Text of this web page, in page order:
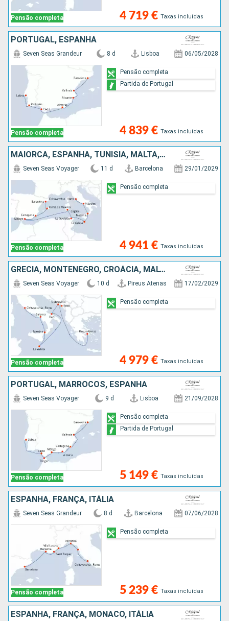
Pensão completa 4 719 € Taxas incluídas
PORTUGAL, ESPANHA
Pensão completa
Seven Seas Grandeur 8 d Lisboa 06/05/2028
4 839 € Taxas incluídas
Pensão completa
Partida de Portugal
MAIORCA, ESPANHA, TUNÍSIA, MALTA, ITÁLIA
Pensão completa
Seven Seas Voyager 11 d Barcelona 29/01/2029
4 941 € Taxas incluídas
Pensão completa
GRÉCIA, MONTENEGRO, CROÁCIA, MALTA, ITÁLIA
Pensão completa
Seven Seas Voyager 10 d Pireus Atenas 17/02/2029
4 979 € Taxas incluídas
Pensão completa
PORTUGAL, MARROCOS, ESPANHA
Pensão completa
Seven Seas Voyager 9 d Lisboa 21/09/2028
5 149 € Taxas incluídas
Pensão completa
Partida de Portugal
ESPANHA, FRANÇA, ITÁLIA
Pensão completa
Seven Seas Grandeur 8 d Barcelona 07/06/2028
5 239 € Taxas incluídas
Pensão completa
ESPANHA, FRANÇA, MÔNACO, ITÁLIA